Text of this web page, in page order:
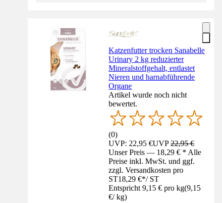
Katzenfutter trocken Sanabelle
Urinary 2 kg reduzierter
Mineralstoffgehalt, entlastet
Nieren und harnabführende
Organe
Artikel wurde noch nicht
bewertet.
(0)
UVP: 22,95 €UVP22,95 €
Unser Preis — 18,29 € * Alle
Preise inkl. MwSt. und ggf.
zzgl. Versandkosten pro
ST18,29 €*/ ST
Entspricht 9,15 € pro kg(9,15
€/ kg)